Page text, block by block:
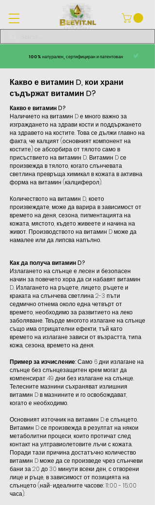
100% натурален, сертифициран и патентован
Какво е витамин D, кои храни
съдържат витамин D?
Какво е витамин D?
Наличието на витамин D е много важно за
изграждането на здрави кости и поддържането
на здравето на костите. Това се дължи главно на
факта, че калцият (основният компонент на
костите) се абсорбира от тялото само в
присъствието на витамин D. Витамин D се
произвежда в тялото, когато слънчевата
светлина превръща химикал в кожата в активна
форма на витамин (калциферол).
Количеството на витамин D, което
произвеждате, може да варира в зависимост от
времето на деня, сезона, пигментацията на
кожата, мястото, където живеете и начина на
живот. Производството на витамин D може да
намалее или да липсва напълно.
Как да получа витамин D?
Излагането на слънце е лесен и безопасен
начин за повечето хора да си набавят витамин
D. Излагането на ръцете, лицето, ръцете и
краката на слънчева светлина 2-3 пъти
седмично отнема около една четвърт от
времето, необходимо за развитието на леко
заболяване. Твърде многото излагане на слънце
също има отрицателни ефекти, тъй като
времето на излагане зависи от възрастта, типа
кожа, сезона, времето на деня.
Пример за изчисление:Само 6 дни излагане на
слънце без слънцезащитен крем могат да
компенсират 49 дни без излагане на слънце.
Телесните мазнини съхраняват излишния
витамин D в мазнините и го освобождават,
когато е необходимо.
Основният източник на витамин D е слънцето.
Витамин D се произвежда в резултат на някои
метаболитни процеси, които протичат след
контакт на ултравиолетовите лъчи с кожата.
Поради тази причина достатъчно количество
витамин D може да се произведе чрез слънчеви
бани за 20 до 30 минути всеки ден, с отворени
лице и ръце, в зависимост от позицията на
слънцето (най-идеалните часове: 11:00 - 15:00
часа).